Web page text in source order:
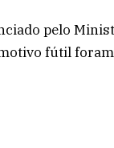
pelo
fútil